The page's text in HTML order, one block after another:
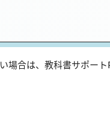
合は、教科書サポー